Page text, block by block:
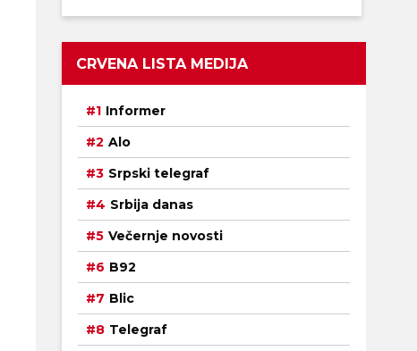
CRVENA LISTA MEDIJA
Informer
Alo
Srpski telegraf
Srbija danas
Večernje novosti
B92
Blic
Telegraf